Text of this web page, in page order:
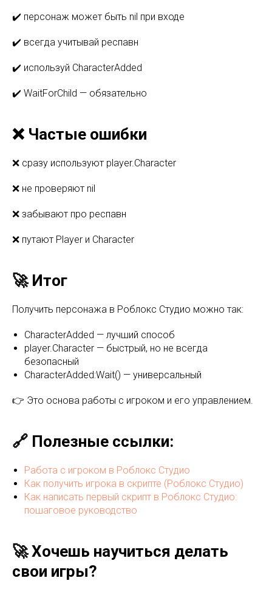
✔️ персонаж может быть nil при входе
✔️ всегда учитывай респавн
✔️ используй CharacterAdded
✔️ WaitForChild — обязательно
❌ Частые ошибки
❌ сразу используют player.Character
❌ не проверяют nil
❌ забывают про респавн
❌ путают Player и Character
🚀 Итог
Получить персонажа в Роблокс Студио можно так:
CharacterAdded — лучший способ
player.Character — быстрый, но не всегда
безопасный
CharacterAdded:Wait() — универсальный
👉 Это основа работы с игроком и его управлением.
🔗 Полезные ссылки:
Работа с игроком в Роблокс Студио
Как получить игрока в скрипте (Роблокс Студио)
Как написать первый скрипт в Роблокс Студио:
пошаговое руководство
🚀 Хочешь научиться делать
свои игры?